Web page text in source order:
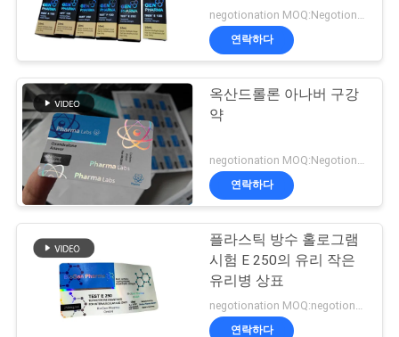
여 레테르를 붙입니다
negotionation MOQ:Negotionation
연락하다
옥산드롤론 아나버 구강
약
negotionation MOQ:Negotionation
연락하다
플라스틱 방수 홀로그램
시험 E 250의 유리 작은
유리병 상표
연락하다